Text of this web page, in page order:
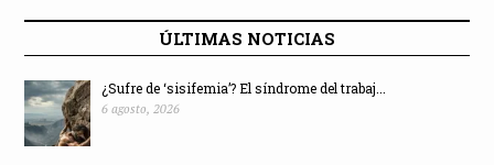
ÚLTIMAS NOTICIAS
¿Sufre de ‘sisifemia’? El síndrome del trabaj...
6 agosto, 2026